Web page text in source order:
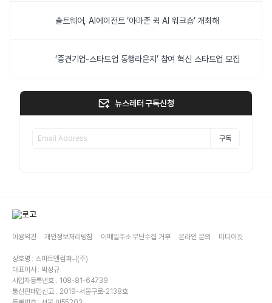
솔트웨어, AI에이전트 ‘아마존 퀵 AI 워크숍’ 개최해
‘중견기업-스타트업 동행라운지’ 참여 혁신 스타트업 모집
뉴스레터 구독신청
구독
이용약관 개인정보처리방침 이메일주소 무단수집 거부 온라인 문의 미디어킷
상호명 : 스마트앤컴퍼니(주)
대표이사 : 박성규
사업자등록번호 : 108-81-64739
통신판매업신고 : 2019-서울구로-2138호